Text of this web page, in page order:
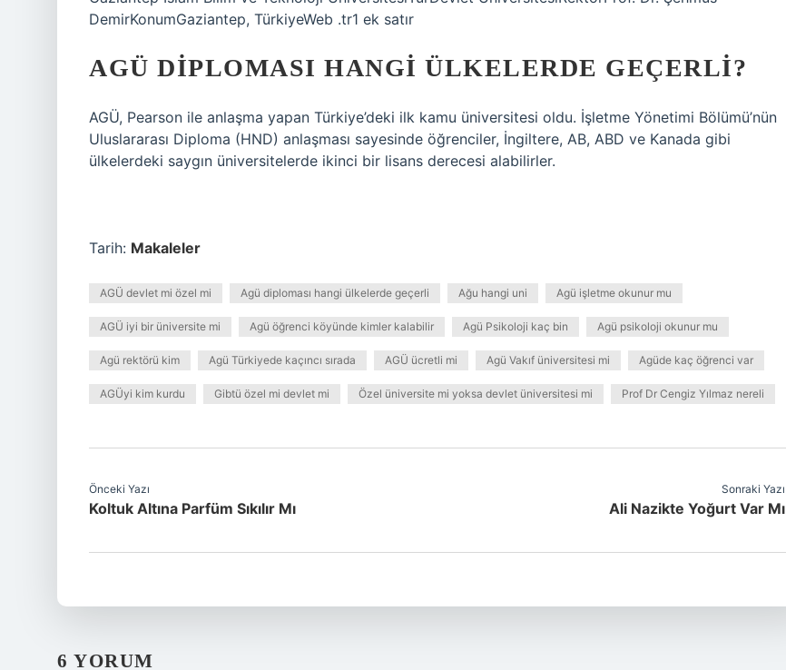
DemirKonumGaziantep, TürkiyeWeb .tr1 ek satır
AGÜ DIPLOMASI HANGI ÜLKELERDE GEÇERLI?
AGÜ, Pearson ile anlaşma yapan Türkiye’deki ilk kamu üniversitesi oldu. İşletme Yönetimi Bölümü’nün
Uluslararası Diploma (HND) anlaşması sayesinde öğrenciler, İngiltere, AB, ABD ve Kanada gibi
ülkelerdeki saygın üniversitelerde ikinci bir lisans derecesi alabilirler.
Tarih: Makaleler
AGÜ devlet mi özel mi Agü diploması hangi ülkelerde geçerli Ağu hangi uni Agü işletme okunur mu
AGÜ iyi bir üniversite mi Agü öğrenci köyünde kimler kalabilir Agü Psikoloji kaç bin Agü psikoloji okunur mu
Agü rektörü kim Agü Türkiyede kaçıncı sırada AGÜ ücretli mi Agü Vakıf üniversitesi mi Agüde kaç öğrenci var
AGÜyi kim kurdu Gibtü özel mi devlet mi Özel üniversite mi yoksa devlet üniversitesi mi Prof Dr Cengiz Yılmaz nereli
Önceki Yazı
Koltuk Altına Parfüm Sıkılır Mı
Sonraki Yazı
Ali Nazikte Yoğurt Var Mı
6 YORUM